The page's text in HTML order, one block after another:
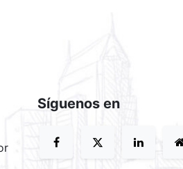
Síguenos en